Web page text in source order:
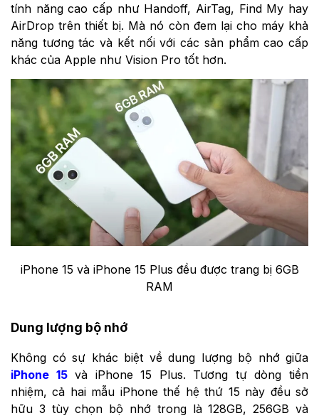
tính năng cao cấp như Handoff, AirTag, Find My hay
AirDrop trên thiết bị. Mà nó còn đem lại cho máy khả
năng tương tác và kết nối với các sản phẩm cao cấp
khác của Apple như Vision Pro tốt hơn.
iPhone 15 và iPhone 15 Plus đều được trang bị 6GB
RAM
Dung lượng bộ nhớ
Không có sự khác biệt về dung lượng bộ nhớ giữa
iPhone 15và iPhone 15 Plus. Tương tự dòng tiền
nhiệm, cả hai mẫu iPhone thế hệ thứ 15 này đều sở
hữu 3 tùy chọn bộ nhớ trong là 128GB, 256GB và